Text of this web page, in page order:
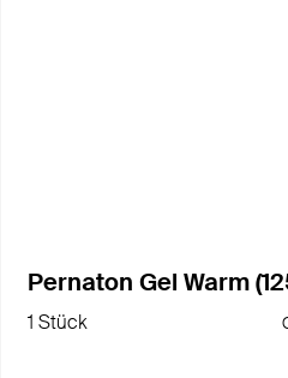
1 Stück
Pernaton Gel Warm
1 Stück